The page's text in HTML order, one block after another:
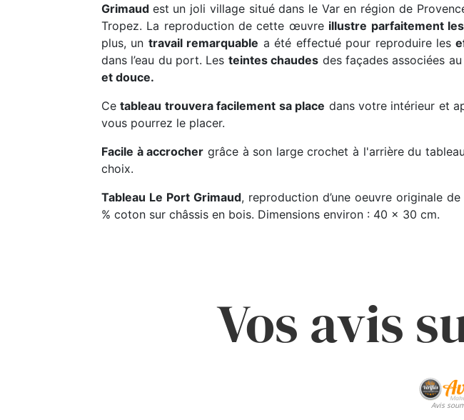
Grimaud est un joli village situé dans le Var en région de
Tropez. La reproduction de cette œuvre illustre parfaitement
plus, un travail remarquable a été effectué pour reproduire les
dans l’eau du port. Les teintes chaudes des façades associées
et douce.
Cetableau trouvera facilement sa place dans votre intérieur et
vous pourrez le placer.
Facile à accrocher grâce à son large crochet à l'arrière du
choix.
Tableau Le Port Grimaud, reproduction d’une oeuvre originale
% coton sur châssis en bois. Dimensions environ : 40 x 30 cm.
Vos avis
Avis